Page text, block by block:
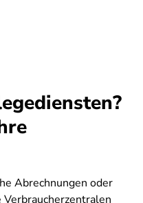
Abrechnungen oder